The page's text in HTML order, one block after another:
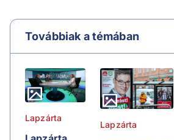
Továbbiak a témában
Lapzárta
Lapzárta